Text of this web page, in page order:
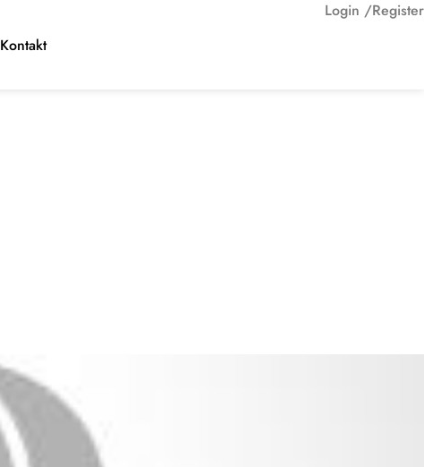
Kontakt
Login /Register